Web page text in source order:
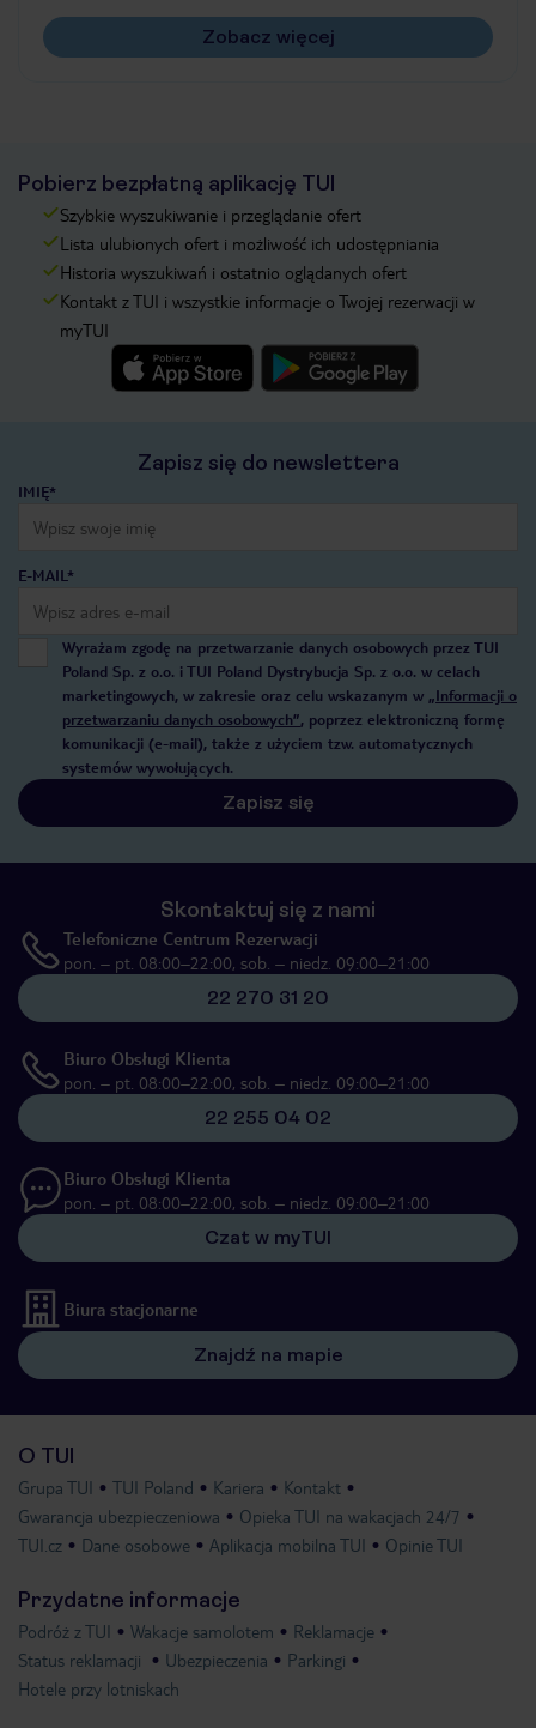
Zobacz więcej
Pobierz bezpłatną aplikację TUI
Szybkie wyszukiwanie i przeglądanie ofert
Lista ulubionych ofert i możliwość ich udostępniania
Historia wyszukiwań i ostatnio oglądanych ofert
Kontakt z TUI i wszystkie informacje o Twojej rezerwacji w
myTUI
Zapisz się do newslettera
IMIĘ*
E-MAIL*
Wyrażam zgodę na przetwarzanie danych osobowych przez TUI
Poland Sp. z o.o. i TUI Poland Dystrybucja Sp. z o.o. w celach
marketingowych, w zakresie oraz celu wskazanym w „Informacji o
przetwarzaniu danych osobowych”, poprzez elektroniczną formę
komunikacji (e-mail), także z użyciem tzw. automatycznych
systemów wywołujących.
Zapisz się
Skontaktuj się z nami
Telefoniczne Centrum Rezerwacji
pon. – pt. 08:00–22:00, sob. – niedz. 09:00–21:00
22 270 31 20
Biuro Obsługi Klienta
pon. – pt. 08:00–22:00, sob. – niedz. 09:00–21:00
22 255 04 02
Biuro Obsługi Klienta
pon. – pt. 08:00–22:00, sob. – niedz. 09:00–21:00
Czat w myTUI
Biura stacjonarne
Znajdź na mapie
O TUI
Grupa TUI TUI Poland Kariera
Kontakt
Gwarancja ubezpieczeniowa
Opieka TUI na wakacjach 24/7
TUI.cz
Dane osobowe Aplikacja mobilna TUI Opinie TUI
Przydatne informacje
Podróż z TUI Wakacje samolotem
Reklamacje
Status reklamacji
Ubezpieczenia
Parkingi
Hotele przy lotniskach